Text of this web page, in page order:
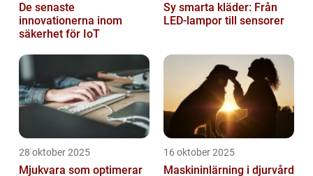
De senaste
innovationerna inom
säkerhet för IoT
Sy smarta kläder: Från
LED-lampor till sensorer
28 oktober 2025
Mjukvara som optimerar
16 oktober 2025
Maskininlärning i djurvård